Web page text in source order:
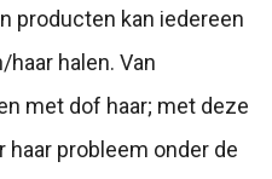
producten kan iedereen
halen. Van
met dof haar; met deze
probleem onder de